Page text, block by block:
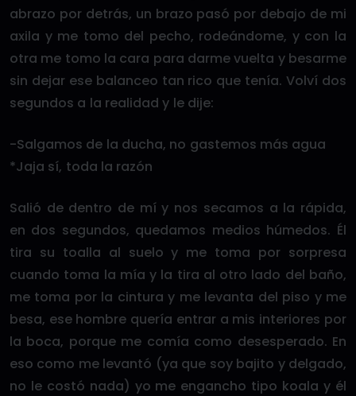
abrazo por detrás, un brazo pasó por debajo de mi
axila y me tomo del pecho, rodeándome, y con la
otra me tomo la cara para darme vuelta y besarme
sin dejar ese balanceo tan rico que tenía. Volví dos
segundos a la realidad y le dije:
-Salgamos de la ducha, no gastemos más agua
*Jaja sí, toda la razón
Salió de dentro de mí y nos secamos a la rápida,
en dos segundos, quedamos medios húmedos. Él
tira su toalla al suelo y me toma por sorpresa
cuando toma la mía y la tira al otro lado del baño,
me toma por la cintura y me levanta del piso y me
besa, ese hombre quería entrar a mis interiores por
la boca, porque me comía como desesperado. En
eso como me levantó (ya que soy bajito y delgado,
no le costó nada) yo me engancho tipo koala y él